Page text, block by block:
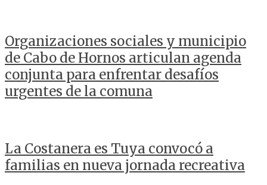
Organizaciones sociales y municipio
de Cabo de Hornos articulan agenda
conjunta para enfrentar desafíos
urgentes de la comuna
La Costanera es Tuya convocó a
familias en nueva jornada recreativa